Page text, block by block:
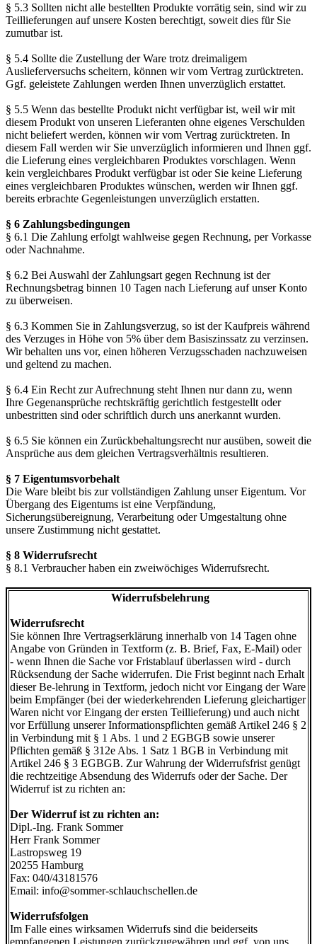
§ 5.3 Sollten nicht alle bestellten Produkte vorrätig sein, sind wir zu
Teillieferungen auf unsere Kosten berechtigt, soweit dies für Sie
zumutbar ist.
§ 5.4 Sollte die Zustellung der Ware trotz dreimaligem
Auslieferversuchs scheitern, können wir vom Vertrag zurücktreten.
Ggf. geleistete Zahlungen werden Ihnen unverzüglich erstattet.
§ 5.5 Wenn das bestellte Produkt nicht verfügbar ist, weil wir mit
diesem Produkt von unseren Lieferanten ohne eigenes Verschulden
nicht beliefert werden, können wir vom Vertrag zurücktreten. In
diesem Fall werden wir Sie unverzüglich informieren und Ihnen ggf.
die Lieferung eines vergleichbaren Produktes vorschlagen. Wenn
kein vergleichbares Produkt verfügbar ist oder Sie keine Lieferung
eines vergleichbaren Produktes wünschen, werden wir Ihnen ggf.
bereits erbrachte Gegenleistungen unverzüglich erstatten.
§ 6 Zahlungsbedingungen
§ 6.1 Die Zahlung erfolgt wahlweise gegen Rechnung, per Vorkasse
oder Nachnahme.
§ 6.2 Bei Auswahl der Zahlungsart gegen Rechnung ist der
Rechnungsbetrag binnen 10 Tagen nach Lieferung auf unser Konto
zu überweisen.
§ 6.3 Kommen Sie in Zahlungsverzug, so ist der Kaufpreis während
des Verzuges in Höhe von 5% über dem Basiszinssatz zu verzinsen.
Wir behalten uns vor, einen höheren Verzugsschaden nachzuweisen
und geltend zu machen.
§ 6.4 Ein Recht zur Aufrechnung steht Ihnen nur dann zu, wenn
Ihre Gegenansprüche rechtskräftig gerichtlich festgestellt oder
unbestritten sind oder schriftlich durch uns anerkannt wurden.
§ 6.5 Sie können ein Zurückbehaltungsrecht nur ausüben, soweit die
Ansprüche aus dem gleichen Vertragsverhältnis resultieren.
§ 7 Eigentumsvorbehalt
Die Ware bleibt bis zur vollständigen Zahlung unser Eigentum. Vor
Übergang des Eigentums ist eine Verpfändung,
Sicherungsübereignung, Verarbeitung oder Umgestaltung ohne
unsere Zustimmung nicht gestattet.
§ 8 Widerrufsrecht
§ 8.1 Verbraucher haben ein zweiwöchiges Widerrufsrecht.
Widerrufsbelehrung
Widerrufsrecht
Sie können Ihre Vertragserklärung innerhalb von 14 Tagen ohne
Angabe von Gründen in Textform (z. B. Brief, Fax, E-Mail) oder
- wenn Ihnen die Sache vor Fristablauf überlassen wird - durch
Rücksendung der Sache widerrufen. Die Frist beginnt nach Erhalt
dieser Be-lehrung in Textform, jedoch nicht vor Eingang der Ware
beim Empfänger (bei der wiederkehrenden Lieferung gleichartiger
Waren nicht vor Eingang der ersten Teillieferung) und auch nicht
vor Erfüllung unserer Informationspflichten gemäß Artikel 246 § 2
in Verbindung mit § 1 Abs. 1 und 2 EGBGB sowie unserer
Pflichten gemäß § 312e Abs. 1 Satz 1 BGB in Verbindung mit
Artikel 246 § 3 EGBGB. Zur Wahrung der Widerrufsfrist genügt
die rechtzeitige Absendung des Widerrufs oder der Sache. Der
Widerruf ist zu richten an:
Der Widerruf ist zu richten an:
Dipl.-Ing. Frank Sommer
Herr Frank Sommer
Lastropsweg 19
20255 Hamburg
Fax: 040/43181576
Email: info@sommer-schlauchschellen.de
Widerrufsfolgen
Im Falle eines wirksamen Widerrufs sind die beiderseits
empfangenen Leistungen zurückzugewähren und ggf. von uns